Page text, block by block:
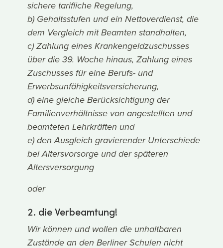
sichere tarifliche Regelung,
b) Gehaltsstufen und ein Nettoverdienst, die
dem Vergleich mit Beamten standhalten,
c) Zahlung eines Krankengeldzuschusses
über die 39. Woche hinaus, Zahlung eines
Zuschusses für eine Berufs- und
Erwerbsunfähigkeitsversicherung,
d) eine gleiche Berücksichtigung der
Familienverhältnisse von angestellten und
beamteten Lehrkräften und
e) den Ausgleich gravierender Unterschiede
bei Altersvorsorge und der späteren
Altersversorgung
oder
2. die Verbeamtung!
Wir können und wollen die unhaltbaren
Zustände an den Berliner Schulen nicht